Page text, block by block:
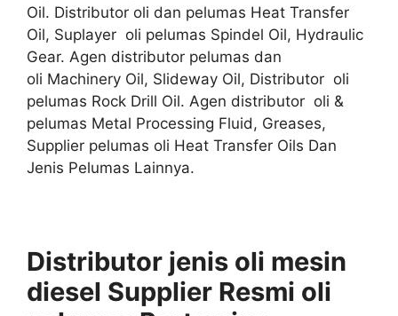
Oil. Distributor oli dan pelumas Heat Transfer
Oil, Suplayer oli pelumas Spindel Oil, Hydraulic
Gear. Agen distributor pelumas dan
oli Machinery Oil, Slideway Oil, Distributor oli
pelumas Rock Drill Oil. Agen distributor oli &
pelumas Metal Processing Fluid, Greases,
Supplier pelumas oli Heat Transfer Oils Dan
Jenis Pelumas Lainnya.
Distributor jenis oli mesin
diesel Supplier Resmi oli